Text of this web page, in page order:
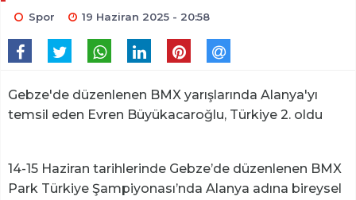
Spor 19 Haziran 2025 - 20:58
Gebze'de düzenlenen BMX yarışlarında Alanya'yı
temsil eden Evren Büyükacaroğlu, Türkiye 2. oldu
14-15 Haziran tarihlerinde Gebze’de düzenlenen BMX
Park Türkiye Şampiyonası’nda Alanya adına bireysel